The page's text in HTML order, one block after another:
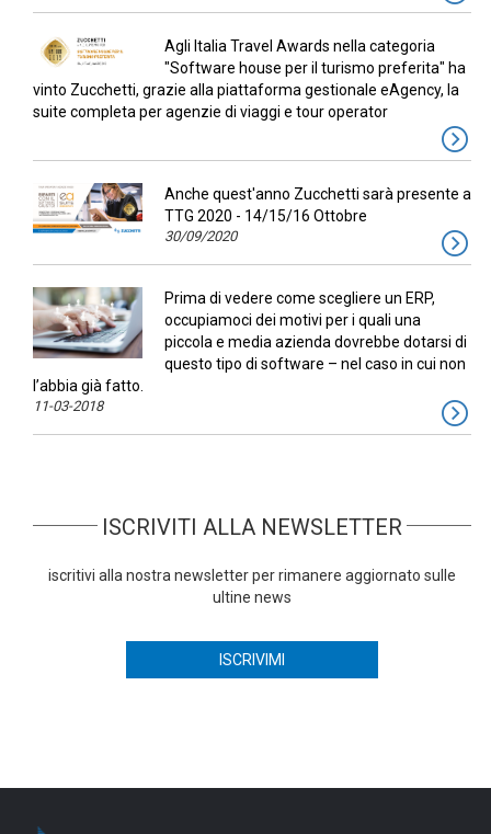
Agli Italia Travel Awards nella categoria
"Software house per il turismo preferita" ha
vinto Zucchetti, grazie alla piattaforma gestionale eAgency, la
suite completa per agenzie di viaggi e tour operator
Anche quest'anno Zucchetti sarà presente a
TTG 2020 - 14/15/16 Ottobre
30/09/2020
Prima di vedere come scegliere un ERP,
occupiamoci dei motivi per i quali una
piccola e media azienda dovrebbe dotarsi di
questo tipo di software – nel caso in cui non
l’abbia già fatto.
11-03-2018
ISCRIVITI ALLA NEWSLETTER
iscritivi alla nostra newsletter per rimanere aggiornato sulle
ultine news